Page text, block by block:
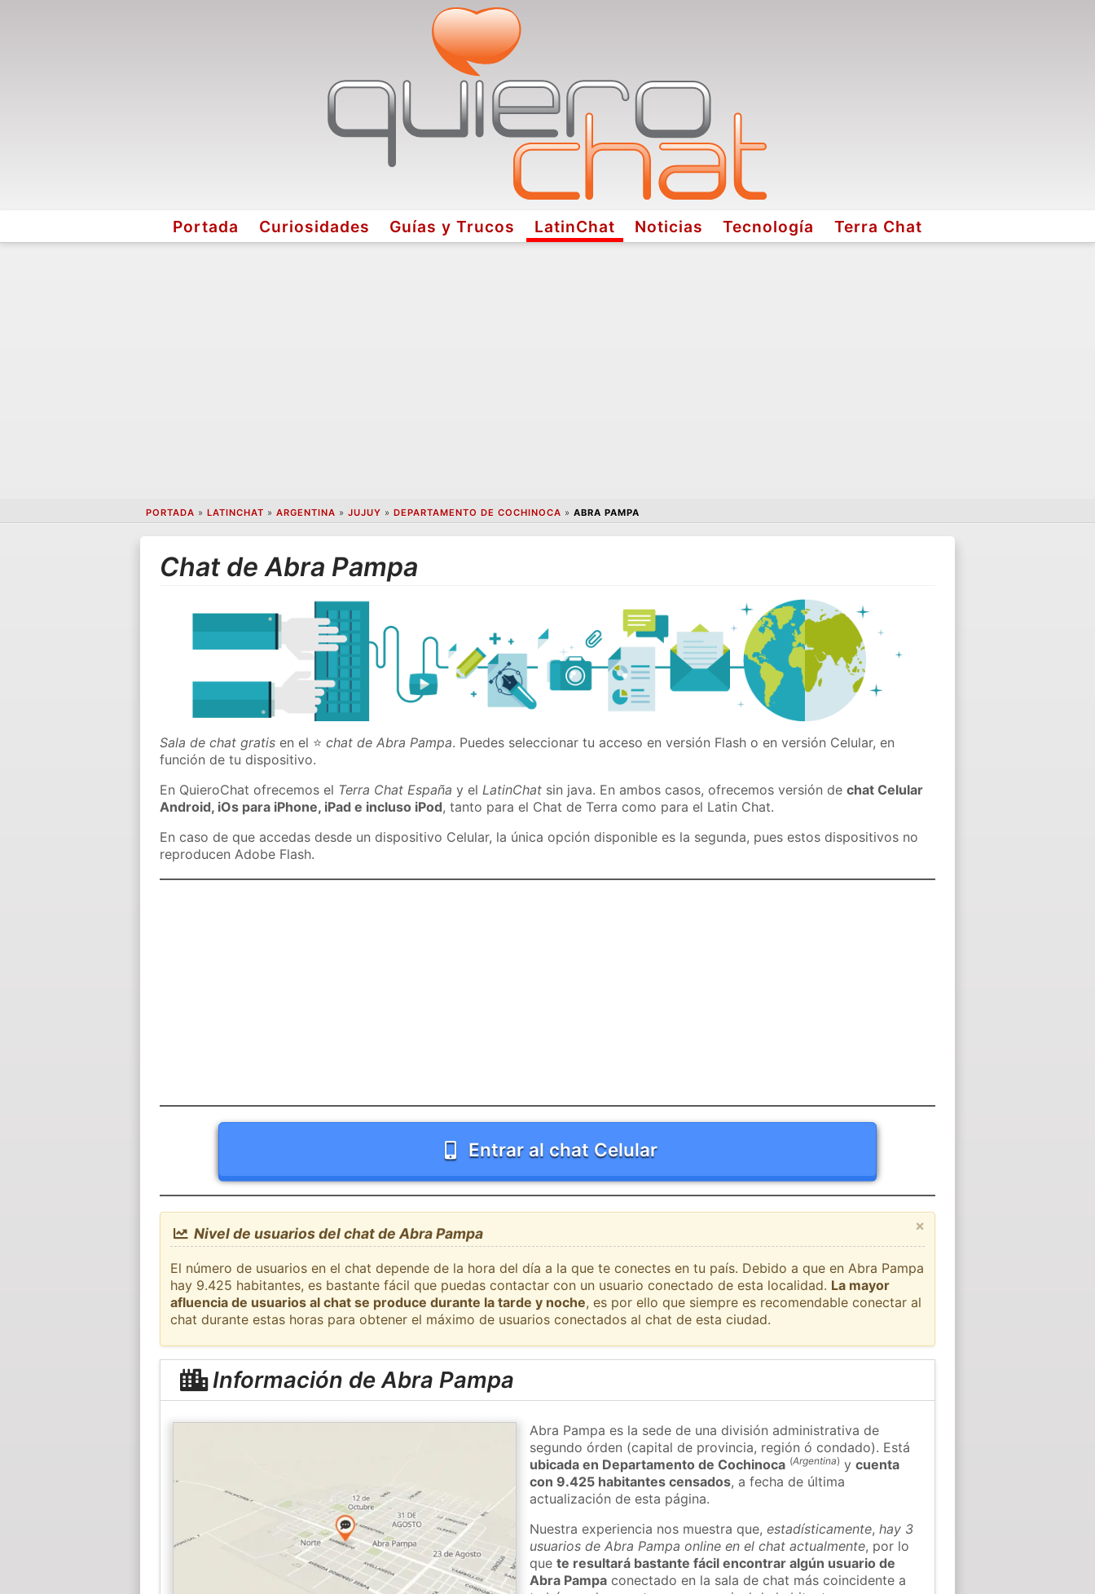
Portada Curiosidades Guías y Trucos LatinChat Noticias Tecnología Terra Chat
PORTADA » LATINCHAT » ARGENTINA » JUJUY » DEPARTAMENTO DE COCHINOCA » ABRA PAMPA
Chat de Abra Pampa
Sala de chat gratis en el ⭐chat de Abra Pampa. Puedes seleccionar tu acceso en versión Flash o en versión Celular, en
función de tu dispositivo.
En QuieroChat ofrecemos el Terra Chat España y elLatinChat sin java. En ambos casos, ofrecemos versión dechat Celular
Android, iOs para iPhone, iPad e incluso iPod, tanto para el Chat de Terra como para el Latin Chat.
En caso de que accedas desde un dispositivo Celular, la única opción disponible es la segunda, pues estos dispositivos no
reproducen Adobe Flash.
Entrar al chat Celular
×
Nivel de usuarios del chat de Abra Pampa
El número de usuarios en el chat depende de la hora del día a la que te conectes en tu país. Debido a que en Abra Pampa
hay 9.425 habitantes, es bastante fácil que puedas contactar con un usuario conectado de esta localidad. La mayor
afluencia de usuarios al chat se produce durante la tarde y noche, es por ello que siempre es recomendable conectar al
chat durante estas horas para obtener el máximo de usuarios conectados al chat de esta ciudad.
Información de Abra Pampa
Abra Pampa es la sede de una división administrativa de
segundo órden (capital de provincia, región ó condado). Está
ubicada en Departamento de Cochinoca (Argentina) ycuenta
con 9.425 habitantes censados, a fecha de última
actualización de esta página.
Nuestra experiencia nos muestra que,estadísticamente,hay 3
usuarios de Abra Pampa online en el chat actualmente, por lo
quete resultará bastante fácil encontrar algún usuario de
Abra Pampa conectado en la sala de chat más coincidente a